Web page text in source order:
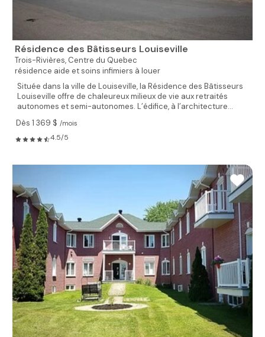
Résidence des Bâtisseurs Louiseville
Trois-Rivières, Centre du Quebec
résidence aide et soins infimiers à louer
Située dans la ville de Louiseville, la Résidence des Bâtisseurs
Louiseville offre de chaleureux milieux de vie aux retraités
autonomes et semi-autonomes. L’édifice, à l’architecture...
Dès 1 369 $ /mois
4.5/5